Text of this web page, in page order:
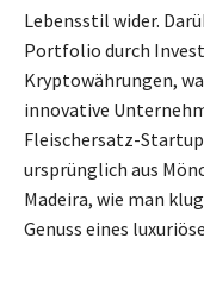
Lebensstil wider.
Portfolio durch
Kryptowährungen,
innovative
Fleischersatz-
ursprünglich aus
Madeira, wie man
Genuss eines